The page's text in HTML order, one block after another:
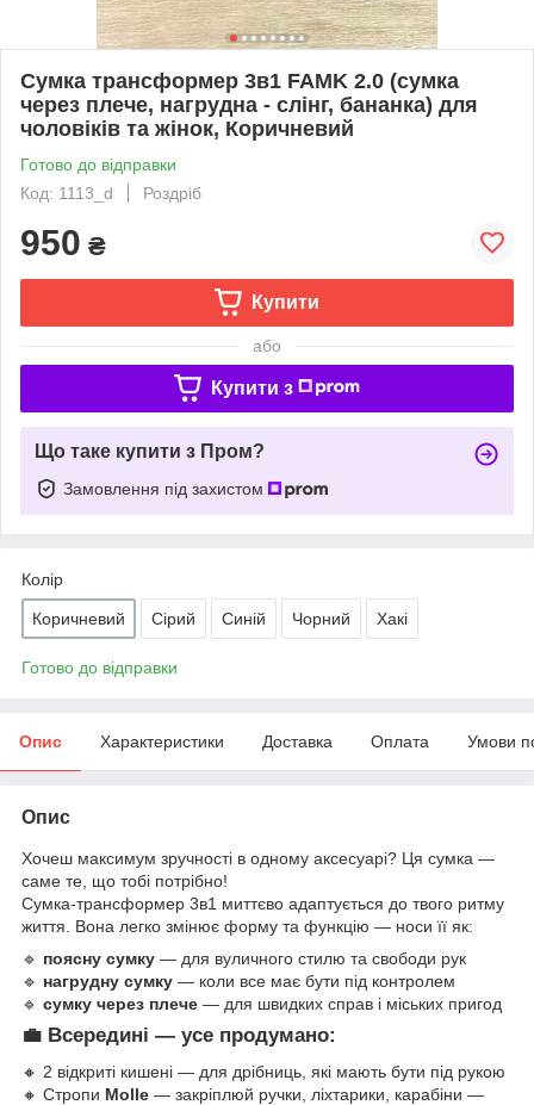
Сумка трансформер 3в1 FAMK 2.0 (сумка
через плече, нагрудна - слінг, бананка) для
чоловіків та жінок, Коричневий
Готово до відправки
Код: 1113_d
Роздріб
950 ₴
Купити
або
Купити з
Що таке купити з Пром?
Замовлення під захистом
Колір
Коричневий Сірий Синій Чорний Хакі
Готово до відправки
Опис Характеристики Доставка Оплата Умови
Опис
Хочеш максимум зручності в одному аксесуарі? Ця сумка —
саме те, що тобі потрібно!
Сумка-трансформер 3в1 миттєво адаптується до твого ритму
життя. Вона легко змінює форму та функцію — носи її як:
🔹 поясну сумку — для вуличного стилю та свободи рук
🔹 нагрудну сумку — коли все має бути під контролем
🔹 сумку через плече — для швидких справ і міських пригод
💼 Всередині — усе продумано:
🔸 2 відкриті кишені — для дрібниць, які мають бути під рукою
🔸 Стропи Molle — закріплюй ручки, ліхтарики, карабіни —